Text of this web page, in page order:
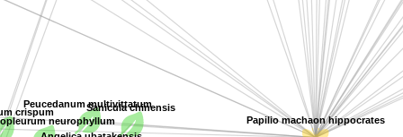
Papilio machaon hippocrates
Peucedanum multivittatum